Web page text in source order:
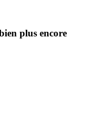
plus encore